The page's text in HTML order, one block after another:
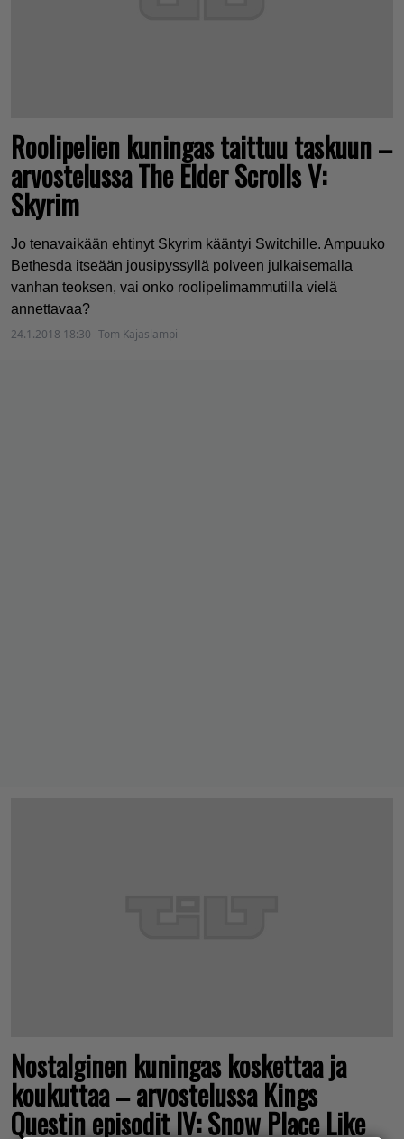
Roolipelien kuningas taittuu taskuun –
arvostelussa The Elder Scrolls V:
Skyrim
Jo tenavaikään ehtinyt Skyrim kääntyi Switchille. Ampuuko
Bethesda itseään jousipyssyllä polveen julkaisemalla
vanhan teoksen, vai onko roolipelimammutilla vielä
annettavaa?
24.1.2018 18:30 Tom Kajaslampi
Nostalginen kuningas koskettaa ja
koukuttaa – arvostelussa Kings
Questin episodit IV: Snow Place Like